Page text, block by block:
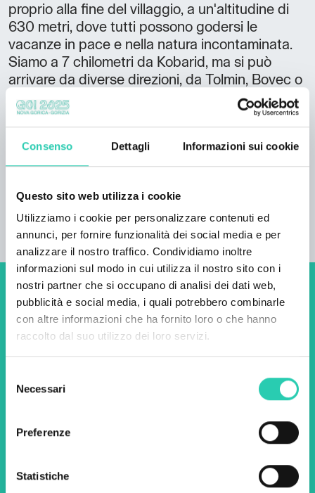
Consenso Dettagli Informazioni sui cookie
Questo sito web utilizza i cookie
Utilizziamo i cookie per personalizzare contenuti ed
annunci, per fornire funzionalità dei social media e per
analizzare il nostro traffico. Condividiamo inoltre
informazioni sul modo in cui utilizza il nostro sito con i
nostri partner che si occupano di analisi dei dati web,
pubblicità e social media, i quali potrebbero combinarle
con altre informazioni che ha fornito loro o che hanno
raccolto dal suo utilizzo dei loro servizi.
delNecessari
Preferenze
Statistiche
proprio alla fine del villaggio, a un'altitudine di
630 metri, dove tutti possono godersi le
vacanze in pace e nella natura incontaminata.
Siamo a 7 chilometri da Kobarid, ma si può
arrivare da diverse direzioni, da Tolmin, Bovec o
dall'Italia, dato che siamo vicini al confine
italiano. Da noi c'è anche una piccola fattoria,
nei campi più vicini.
Non perderti i prossimi
eventi! Iscriviti alla
iniziative.